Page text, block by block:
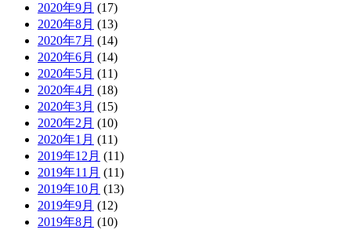
2020年9月 (17)
2020年8月 (13)
2020年7月 (14)
2020年6月 (14)
2020年5月 (11)
2020年4月 (18)
2020年3月 (15)
2020年2月 (10)
2020年1月 (11)
2019年12月 (11)
2019年11月 (11)
2019年10月 (13)
2019年9月 (12)
2019年8月 (10)